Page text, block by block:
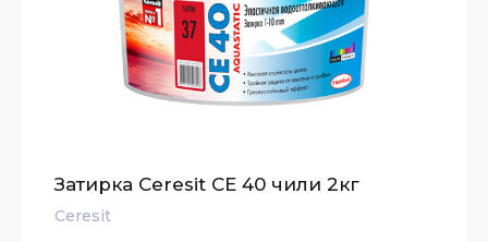
Затирка Ceresit СЕ 40 чили 2кг
Ceresit